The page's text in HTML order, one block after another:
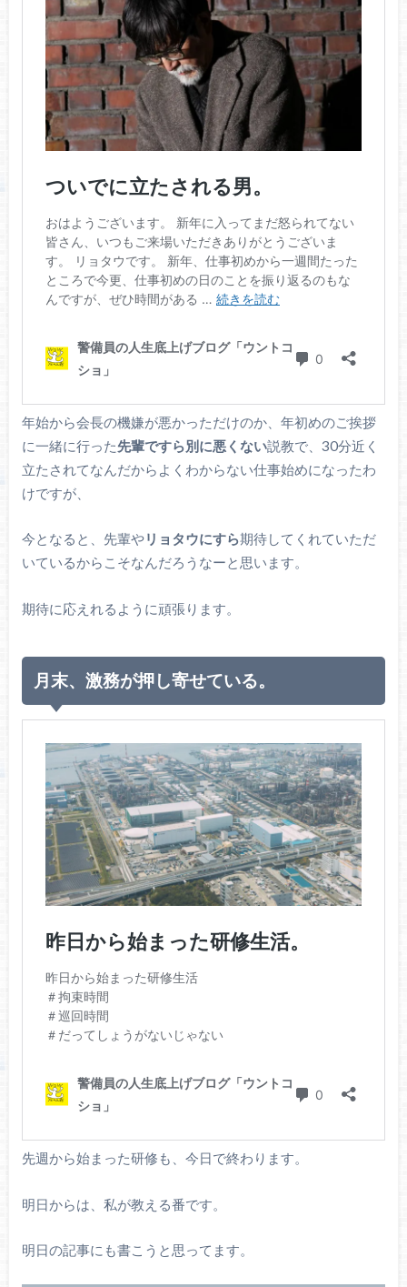
年始から会長の機嫌が悪かっただけのか、年初めのご挨拶
に一緒に行った先輩ですら別に悪くない説教で、30分近く
立たされてなんだからよくわからない仕事始めになったわ
けですが、
今となると、先輩やリョタウにすら期待してくれていただ
いているからこそなんだろうなーと思います。
期待に応えれるように頑張ります。
月末、激務が押し寄せている。
先週から始まった研修も、今日で終わります。
明日からは、私が教える番です。
明日の記事にも書こうと思ってます。